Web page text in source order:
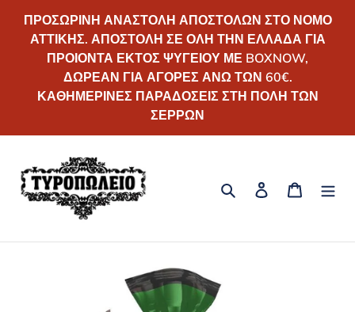
μετάβαση
περιεχόμενο
ΠΡΟΣΩΡΙΝΗ ΑΝΑΣΤΟΛΗ ΑΠΟΣΤΟΛΩΝ ΣΤΟ ΝΟΜΟ
ΑΤΤΙΚΗΣ. ΑΠΟΣΤΟΛΗ ΣΕ ΟΛΗ ΤΗΝ ΕΛΛΑΔΑ ΓΙΑ
ΠΡΟΙΟΝΤΑ ΕΚΤΟΣ ΨΥΓΕΙΟΥ ΜΕ BOXNOW,
ΔΩΡΕΑΝ ΓΙΑ ΑΓΟΡΕΣ ΑΝΩ ΤΩΝ 60€.
ΚΑΘΗΜΕΡΙΝΕΣ ΠΑΡΑΔΟΣΕΙΣ ΣΤΗ ΠΟΛΗ ΤΩΝ
ΣΕΡΡΩΝ
ΑναζήτησηΣύνδεσηΚαλάθι